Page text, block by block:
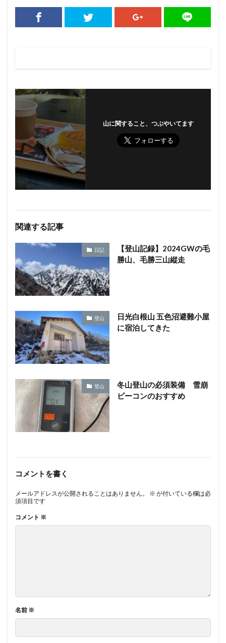
山に関すること、つぶやいてます
関連する記事
日記
【登山記録】2024GWの毛
勝山、毛勝三山縦走
登山
日光白根山 五色沼避難小屋
に宿泊してきた
登山
冬山登山の必須装備 雪崩
ビーコンのおすすめ
コメントを書く
メールアドレスが公開されることはありません。 ※ が付いている欄は必
須項目です
コメント ※
名前 ※